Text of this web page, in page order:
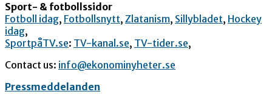
Sport- & fotbollssidor
Fotboll idag, Fotbollsnytt, Zlatanism, Sillybladet, Hockey
idag,
SportpåTV.se: TV-kanal.se, TV-tider.se,
Contact us: info@ekonominyheter.se
Pressmeddelanden